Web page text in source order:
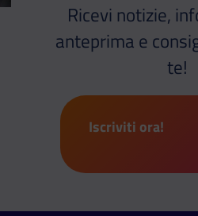
Ricevi notizie,
anteprima e
te!
Iscriviti ora!